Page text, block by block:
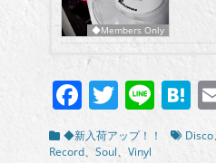
◆Members Only
Facebook
Twitter
Line
カ
テ
◆新入荷アップ！！
タ Disco、
Record、 Soul、 Vinyl